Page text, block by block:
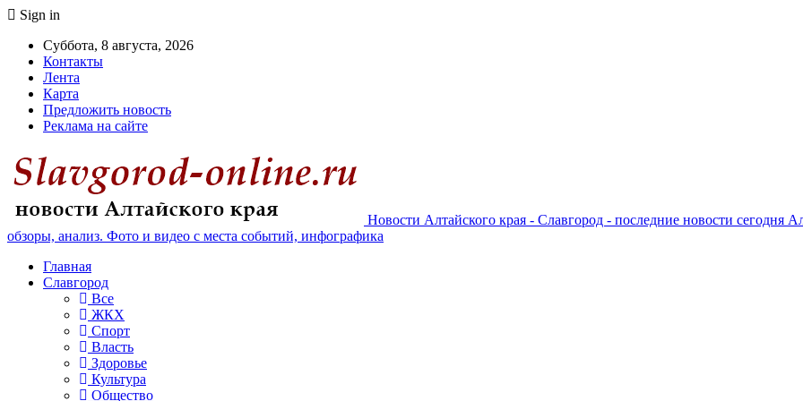
Sign in
Суббота, 8 августа, 2026
Контакты
Лента
Карта
Предложить новость
Реклама на сайте
Новости Алтайского края - Славгород - последние новости сегодня
обзоры, анализ. Фото и видео с места событий, инфографика
Главная
Славгород
Все
ЖКХ
Спорт
Власть
Здоровье
Культура
Общество